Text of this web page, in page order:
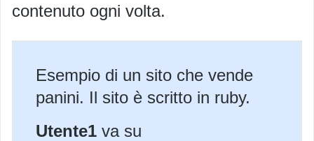
contenuto ogni volta.
Esempio di un sito che vende
panini. Il sito è scritto in ruby.
Utente1 va su